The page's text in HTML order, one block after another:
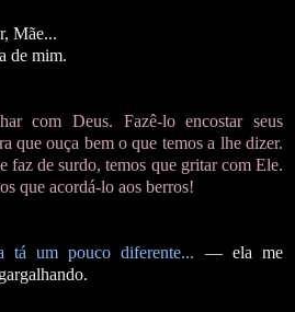
Mãe...
de mim.
com Deus. Fazê-lo encostar seus
que ouça bem o que temos a lhe dizer.
faz de surdo, temos que gritar com Ele.
que acordá-lo aos berros!
um pouco diferente... — ela me